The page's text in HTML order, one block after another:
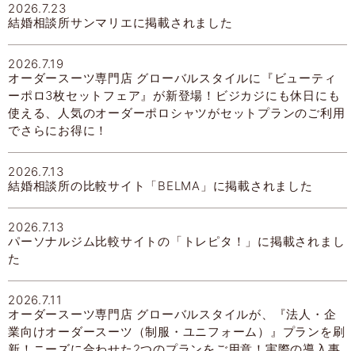
2026.7.23
結婚相談所サンマリエに掲載されました
2026.7.19
オーダースーツ専門店 グローバルスタイルに『ビューティ
ーポロ3枚セットフェア』が新登場！ビジカジにも休日にも
使える、人気のオーダーポロシャツがセットプランのご利用
でさらにお得に！
2026.7.13
結婚相談所の比較サイト「BELMA」に掲載されました
2026.7.13
パーソナルジム比較サイトの「トレピタ！」に掲載されまし
た
2026.7.11
オーダースーツ専門店 グローバルスタイルが、『法人・企
業向けオーダースーツ（制服・ユニフォーム）』プランを刷